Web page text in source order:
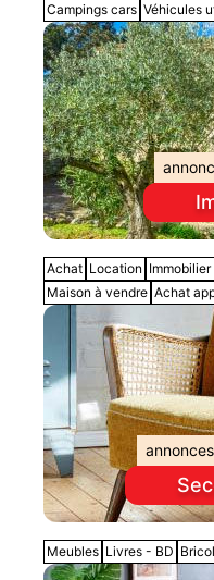
Campings cars Véhicules
Achat Location
Maison à vendre Achat
Meubles Livres - BD